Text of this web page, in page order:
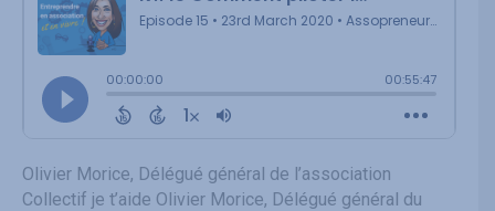
Olivier Morice, Délégué général de l’association
Collectif je t’aide Olivier Morice, Délégué général du